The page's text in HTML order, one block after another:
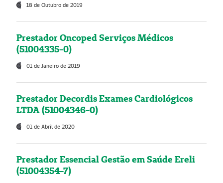
18 de Outubro de 2019
Prestador Oncoped Serviços Médicos
(51004335-0)
01 de Janeiro de 2019
Prestador Decordis Exames Cardiológicos
LTDA (51004346-0)
01 de Abril de 2020
Prestador Essencial Gestão em Saúde Ereli
(51004354-7)